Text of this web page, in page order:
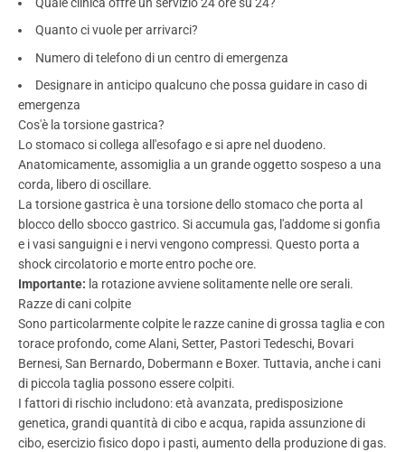
Quanto ci vuole per arrivarci?
Numero di telefono di un centro di emergenza
Designare in anticipo qualcuno che possa guidare in caso di
emergenza
Cos'è la torsione gastrica?
Lo stomaco si collega all'esofago e si apre nel duodeno.
Anatomicamente, assomiglia a un grande oggetto sospeso a una
corda, libero di oscillare.
La torsione gastrica è una torsione dello stomaco che porta al
blocco dello sbocco gastrico. Si accumula gas, l'addome si gonfia
e i vasi sanguigni e i nervi vengono compressi. Questo porta a
shock circolatorio e morte entro poche ore.
Importante: la rotazione avviene solitamente nelle ore serali.
Razze di cani colpite
Sono particolarmente colpite le razze canine di grossa taglia e con
torace profondo, come Alani, Setter, Pastori Tedeschi, Bovari
Bernesi, San Bernardo, Dobermann e Boxer. Tuttavia, anche i cani
di piccola taglia possono essere colpiti.
I fattori di rischio includono: età avanzata, predisposizione
genetica, grandi quantità di cibo e acqua, rapida assunzione di
cibo, esercizio fisico dopo i pasti, aumento della produzione di gas.